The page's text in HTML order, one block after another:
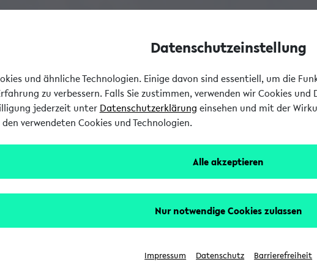
Datenschutzeinstellung
und ähnliche Technologien. Einige davon sind essentiell, um die
zu verbessern. Falls Sie zustimmen, verwenden wir Cookies
jederzeit unter Datenschutzerklärung einsehen und mit der
verwendeten Cookies und Technologien.
Alle akzeptieren
Nur notwendige Cookies zulassen
Impressum Datenschutz Barrierefreiheit